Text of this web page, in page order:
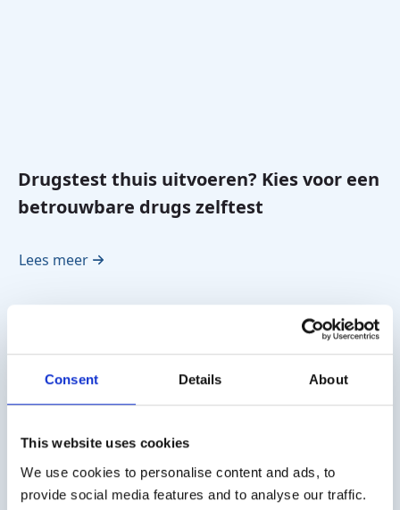
Consent Details About
This website uses cookies
We use cookies to personalise content and ads, to
provide social media features and to analyse our traffic.
Drugstest thuis uitvoeren? Kies voor een
betrouwbare drugs zelftest
Lees meer